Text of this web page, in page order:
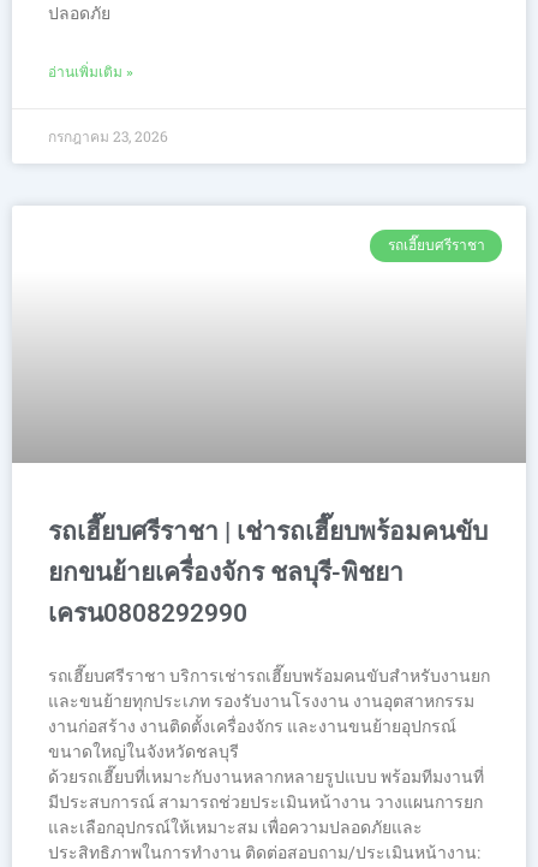
ปลอดภัย
อ่านเพิ่มเติม »
กรกฎาคม 23, 2026
รถเฮี๊ยบศรีราชา
รถเฮี๊ยบศรีราชา | เช่ารถเฮี๊ยบพร้อมคนขับ
ยกขนย้ายเครื่องจักร ชลบุรี-พิชยา
เครน0808292990
รถเฮี๊ยบศรีราชา บริการเช่ารถเฮี๊ยบพร้อมคนขับสำหรับงานยก
และขนย้ายทุกประเภท รองรับงานโรงงาน งานอุตสาหกรรม
งานก่อสร้าง งานติดตั้งเครื่องจักร และงานขนย้ายอุปกรณ์
ขนาดใหญ่ในจังหวัดชลบุรี
ด้วยรถเฮี๊ยบที่เหมาะกับงานหลากหลายรูปแบบ พร้อมทีมงานที่
มีประสบการณ์ สามารถช่วยประเมินหน้างาน วางแผนการยก
และเลือกอุปกรณ์ให้เหมาะสม เพื่อความปลอดภัยและ
ประสิทธิภาพในการทำงาน ติดต่อสอบถาม/ประเมินหน้างาน: